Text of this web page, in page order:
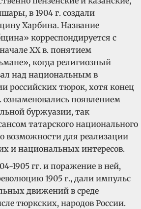
в 1904 г. создали
Харбина. Название
корреспондируется с
XX в. понятием
когда религиозный
над национальным в
российских тюрок, хотя конец
появлением
буржуазии, так
татарского национального
для реализации
и национальных интересов.
1905 гг. и поражение в ней,
1905 г., дали импульс
движений в среде
тюркских, народов России.